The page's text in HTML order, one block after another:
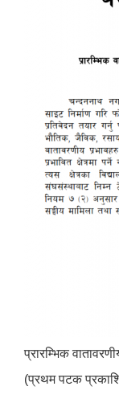
प्रारम्भिक
(प्रथम पटक